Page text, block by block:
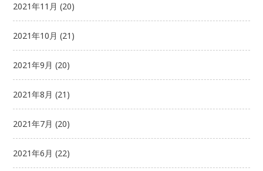
2021年11月 (20)
2021年10月 (21)
2021年9月 (20)
2021年8月 (21)
2021年7月 (20)
2021年6月 (22)